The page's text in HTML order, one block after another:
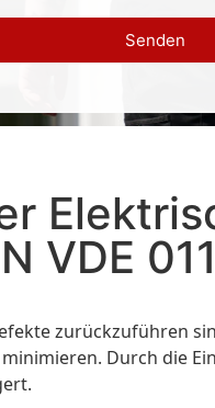
Senden
VDE
zurückzuführen
Durch die